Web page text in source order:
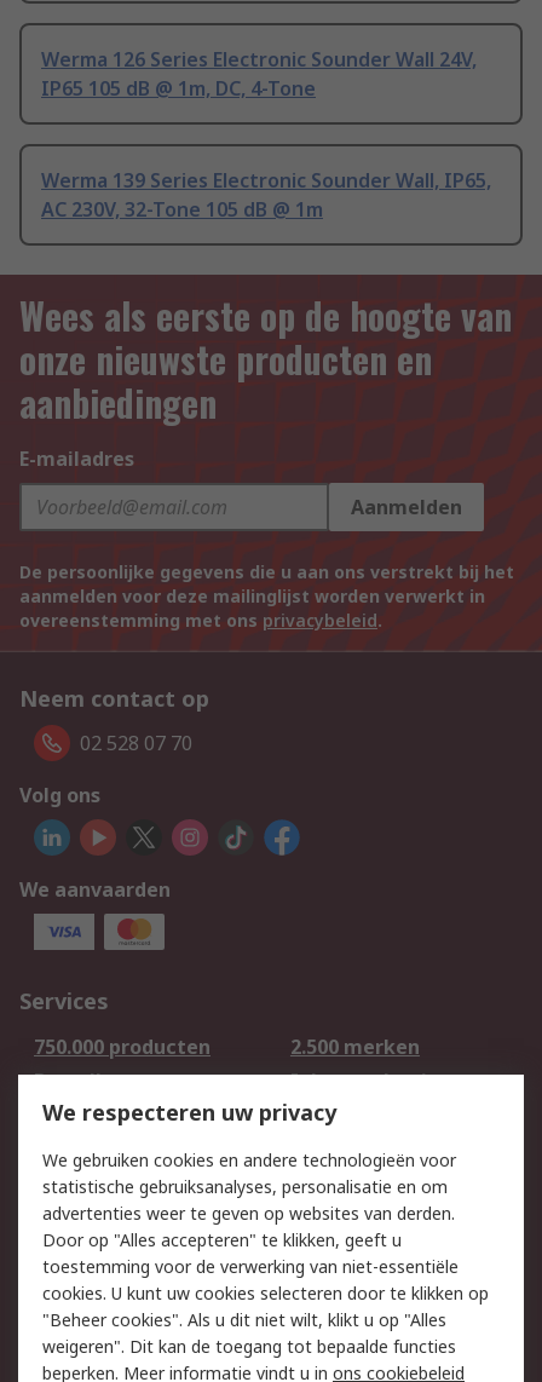
Werma 126 Series Electronic Sounder Wall 24V,
IP65 105 dB @ 1m, DC, 4-Tone
Werma 139 Series Electronic Sounder Wall, IP65,
AC 230V, 32-Tone 105 dB @ 1m
Wees als eerste op de hoogte van
onze nieuwste producten en
aanbiedingen
E-mailadres
Aanmelden
De persoonlijke gegevens die u aan ons verstrekt bij het
aanmelden voor deze mailinglijst worden verwerkt in
overeenstemming met ons privacybeleid.
Neem contact op
02 528 07 70
Volg ons
We aanvaarden
Services
750.000 producten
2.500 merken
Bestellen
Inkoopoplossingen
Retouren
Technisch advies
Track & Trace
Wettelijk
Cookiebeleid
Email veiligheid
Privacybeleid -
Bijgewerkt
Websitevoorwaarden
Algemene
We respecteren uw privacy
We gebruiken cookies en andere technologieën voor
statistische gebruiksanalyses, personalisatie en om
advertenties weer te geven op websites van derden.
Door op "Alles accepteren" te klikken, geeft u
toestemming voor de verwerking van niet-essentiële
cookies. U kunt uw cookies selecteren door te klikken op
"Beheer cookies". Als u dit niet wilt, klikt u op "Alles
weigeren". Dit kan de toegang tot bepaalde functies
beperken. Meer informatie vindt u in ons cookiebeleid